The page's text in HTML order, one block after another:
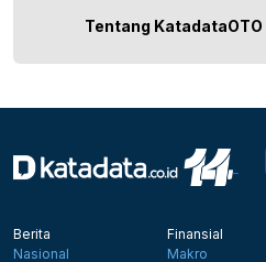
Tentang KatadataOTO
Berita
Nasional
Finansial
Makro